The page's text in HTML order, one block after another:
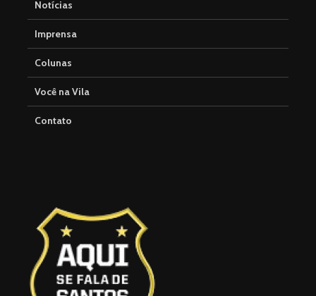
Notícias
Imprensa
Colunas
Você na Vila
Contato